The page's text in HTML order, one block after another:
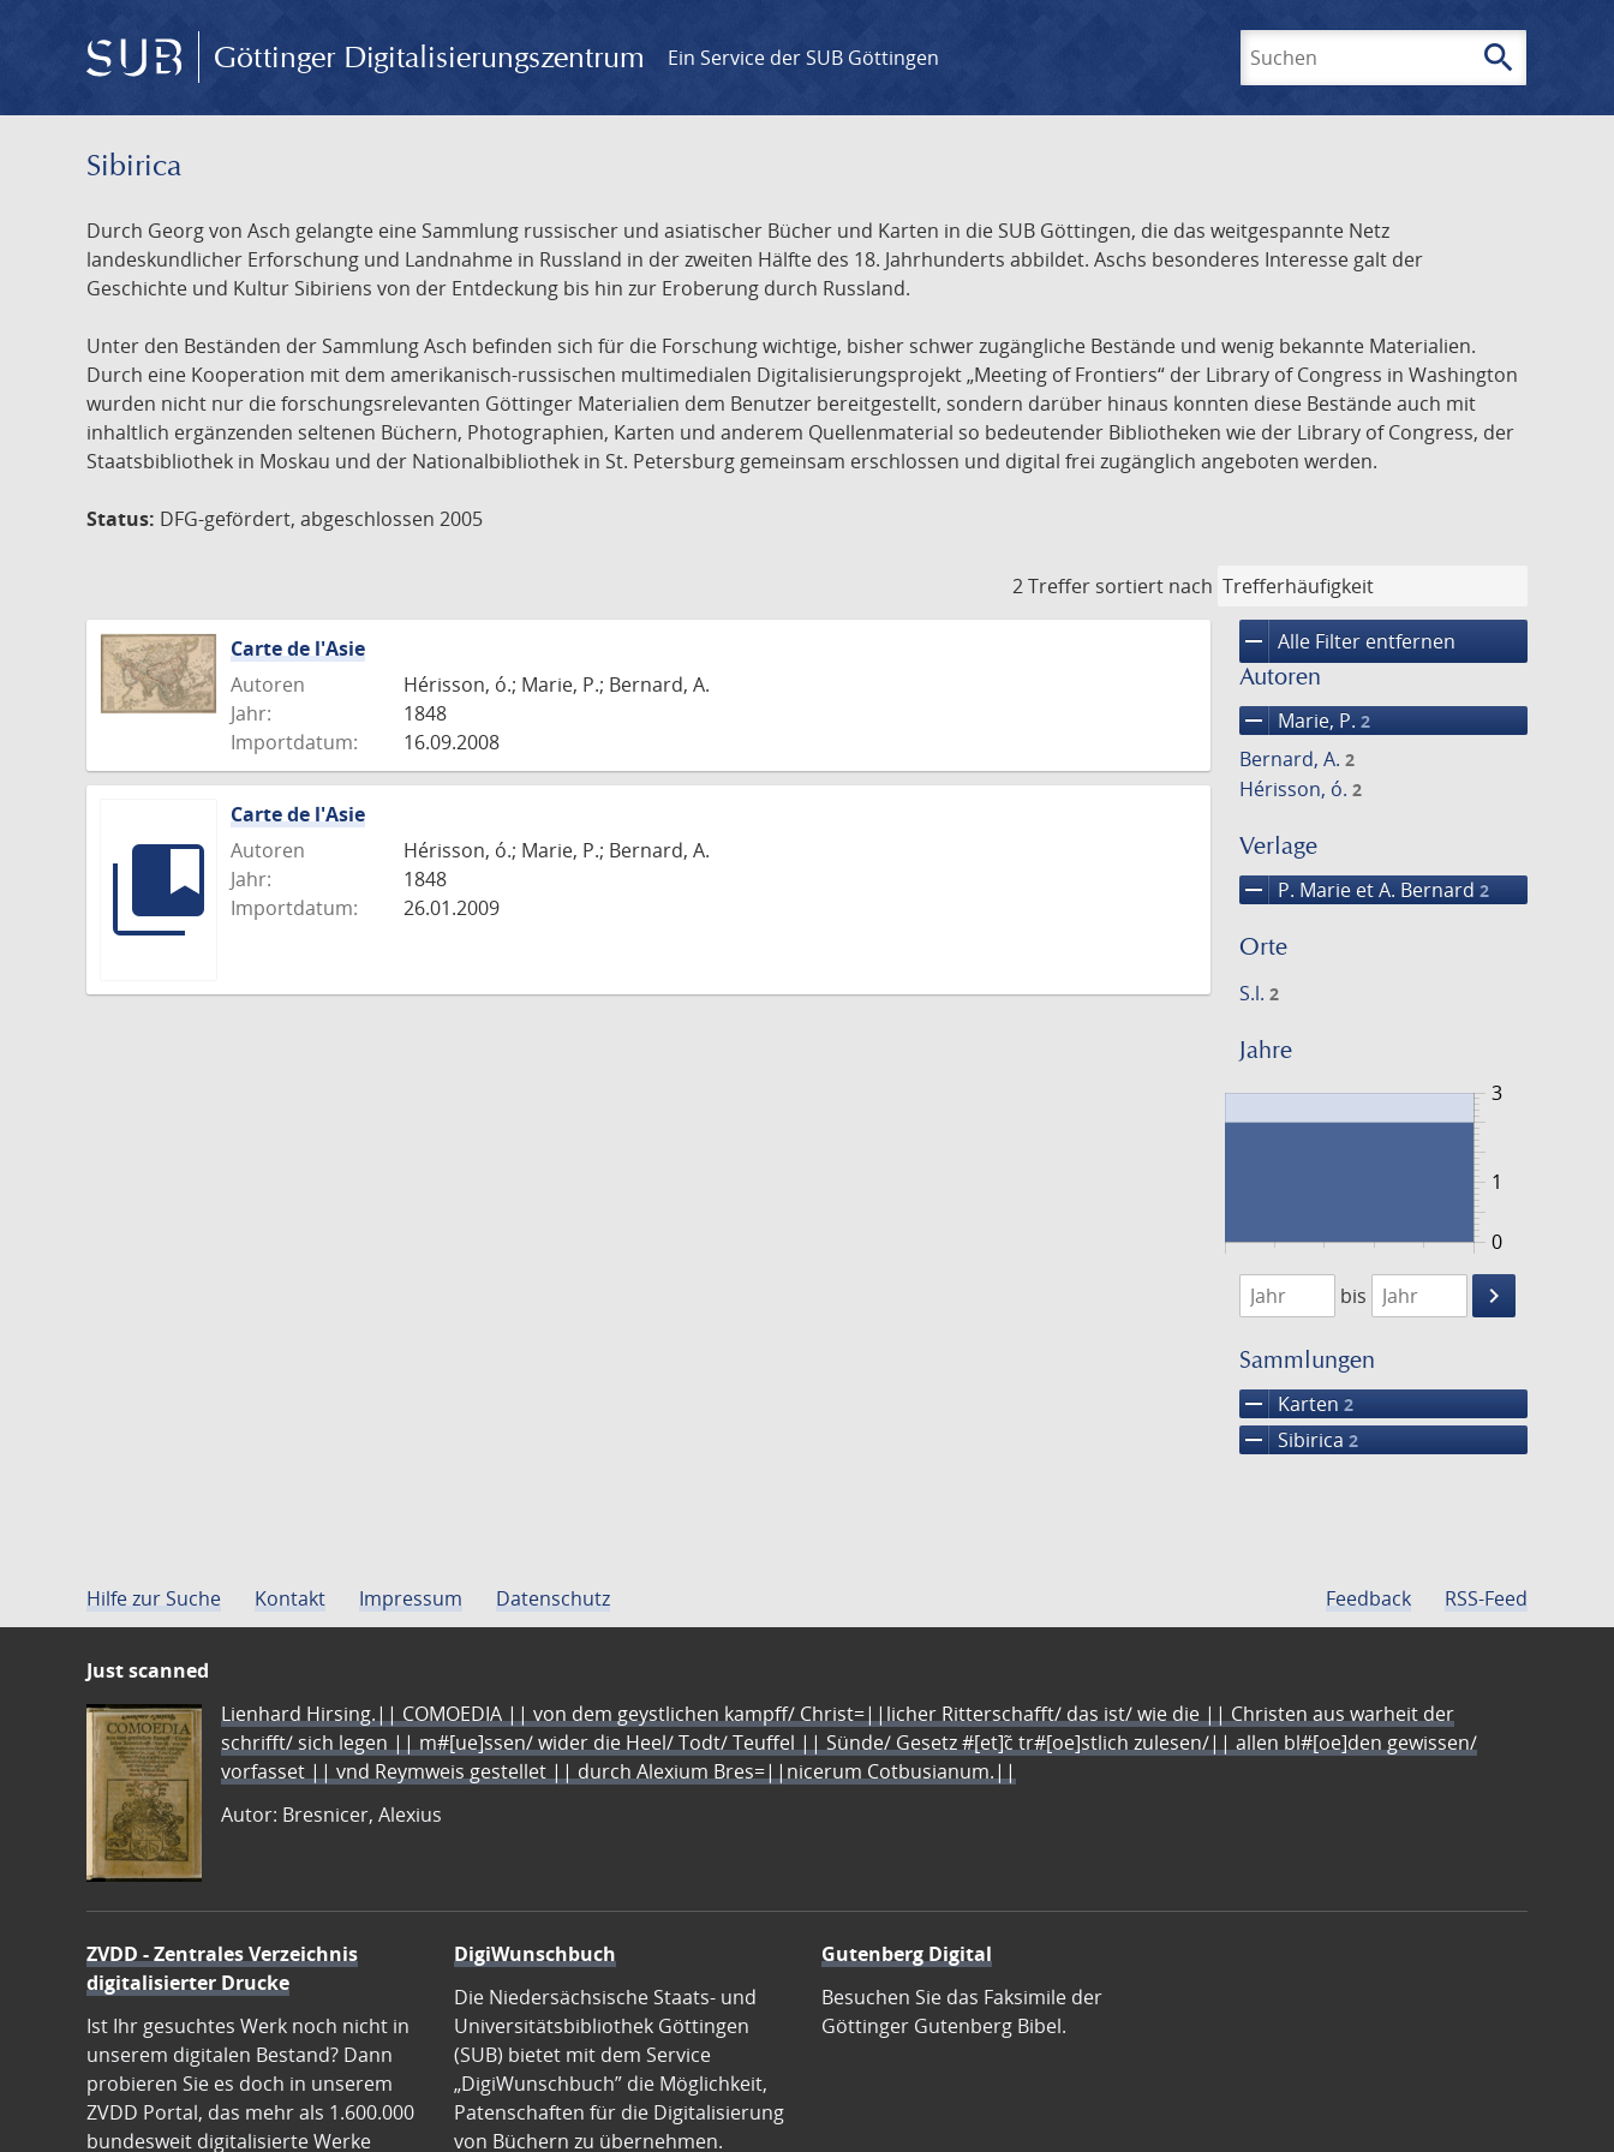
Göttinger Digitalisierungszentrum Ein Service der SUB Göttingen search
Sibirica
Durch Georg von Asch gelangte eine Sammlung russischer und asiatischer Bücher und Karten in die SUB Göttingen, die das weitgespannte Netz
landeskundlicher Erforschung und Landnahme in Russland in der zweiten Hälfte des 18. Jahrhunderts abbildet. Aschs besonderes Interesse galt der
Geschichte und Kultur Sibiriens von der Entdeckung bis hin zur Eroberung durch Russland.
Unter den Beständen der Sammlung Asch befinden sich für die Forschung wichtige, bisher schwer zugängliche Bestände und wenig bekannte Materialien.
Durch eine Kooperation mit dem amerikanisch-russischen multimedialen Digitalisierungsprojekt „Meeting of Frontiers“ der Library of Congress in Washington
wurden nicht nur die forschungsrelevanten Göttinger Materialien dem Benutzer bereitgestellt, sondern darüber hinaus konnten diese Bestände auch mit
inhaltlich ergänzenden seltenen Büchern, Photographien, Karten und anderem Quellenmaterial so bedeutender Bibliotheken wie der Library of Congress, der
Staatsbibliothek in Moskau und der Nationalbibliothek in St. Petersburg gemeinsam erschlossen und digital frei zugänglich angeboten werden.
Status: DFG-gefördert, abgeschlossen 2005
2 Treffer sortiert nach
remove Alle Filter entfernen
Autoren
remove Marie, P. 2
Bernard, A. 2
Hérisson, ó. 2
Verlage
remove P. Marie et A. Bernard 2
Orte
S.l. 2
Jahre
0
3
1
1848
1849
bis
keyboard_arrow_right
Suche
Sammlungen
remove Karten 2
remove Sibirica 2
Carte de l'Asie
Autoren
Hérisson, ó.; Marie, P.; Bernard, A.
Jahr:
1848
Importdatum:
16.09.2008
Carte de l'Asie
Autoren
Hérisson, ó.; Marie, P.; Bernard, A.
Jahr:
1848
Importdatum:
26.01.2009
Hilfe zur Suche Kontakt Impressum Datenschutz Feedback RSS-Feed
Just scanned
Lienhard Hirsing.|| COMOEDIA || von dem geystlichen kampff/ Christ=||licher Ritterschafft/ das ist/ wie die || Christen aus warheit der
schrifft/ sich legen || m#[ue]ssen/ wider die Heel/ Todt/ Teuffel || Sünde/ Gesetz #[et]c̃ tr#[oe]stlich zulesen/|| allen bl#[oe]den gewissen/
vorfasset || vnd Reymweis gestellet || durch Alexium Bres=||nicerum Cotbusianum.||
Autor: Bresnicer, Alexius
ZVDD - Zentrales Verzeichnis
digitalisierter Drucke
Ist Ihr gesuchtes Werk noch nicht in
unserem digitalen Bestand? Dann
probieren Sie es doch in unserem
ZVDD Portal, das mehr als 1.600.000
bundesweit digitalisierte Werke
DigiWunschbuch
Die Niedersächsische Staats- und
Universitätsbibliothek Göttingen
(SUB) bietet mit dem Service
„DigiWunschbuch” die Möglichkeit,
Patenschaften für die Digitalisierung
von Büchern zu übernehmen.
Gutenberg Digital
Besuchen Sie das Faksimile der
Göttinger Gutenberg Bibel.